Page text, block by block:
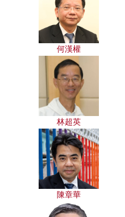
何漢權
林超英
陳章華